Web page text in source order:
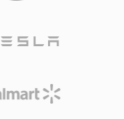
니다. 유연한
상도 24비
Apple의 Core